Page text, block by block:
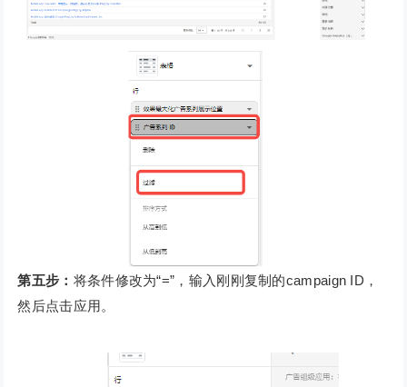
第五步： 将条件修改为“=”，输入刚刚复制的campaign ID，
然后点击应用。